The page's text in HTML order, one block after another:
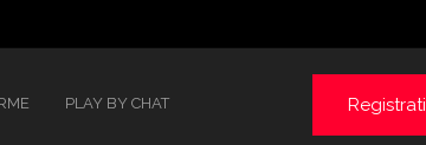
PLAY BY CHAT Registrati